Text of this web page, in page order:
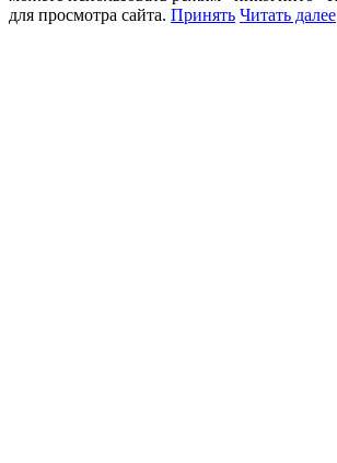
для просмотра сайта. Принять Читать далее